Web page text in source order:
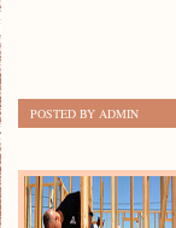
POSTED BY ADMIN